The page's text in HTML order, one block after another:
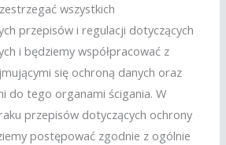
wszystkich
przepisów i regulacji dotyczących
i będziemy współpracować z
się ochroną danych oraz
do tego organami ścigania. W
przepisów dotyczących ochrony
postępować zgodnie z ogólnie